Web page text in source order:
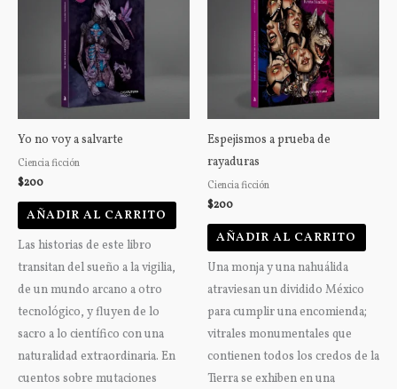
Yo no voy a salvarte
Ciencia ficción
$200
AÑADIR AL CARRITO
Las historias de este libro
transitan del sueño a la vigilia,
de un mundo arcano a otro
tecnológico, y fluyen de lo
sacro a lo científico con una
naturalidad extraordinaria. En
cuentos sobre mutaciones
Espejismos a prueba de
rayaduras
Ciencia ficción
$200
AÑADIR AL CARRITO
Una monja y una nahuálida
atraviesan un dividido México
para cumplir una encomienda;
vitrales monumentales que
contienen todos los credos de la
Tierra se exhiben en una